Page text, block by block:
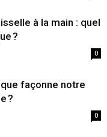
à la main : quel
?
0
façonne notre
?
0